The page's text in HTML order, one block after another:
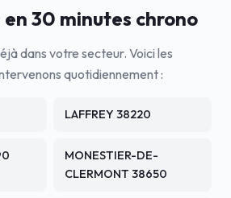
30 minutes chrono
dans votre secteur. Voici les
quotidiennement :
LAFFREY 38220
MONESTIER-DE-
CLERMONT 38650